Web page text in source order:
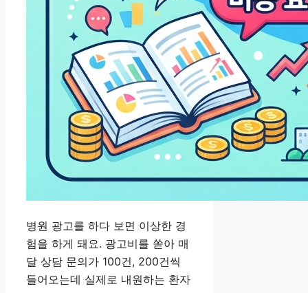
병원 광고를 하다 보면 이상한 경
험을 하게 돼요. 광고비를 쏟아 매
달 상담 문의가 100건, 200건씩
들어오는데 실제로 내원하는 환자